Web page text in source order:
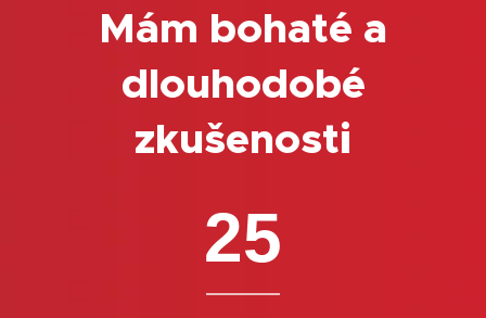
Mám bohaté a
dlouhodobé
zkušenosti
25